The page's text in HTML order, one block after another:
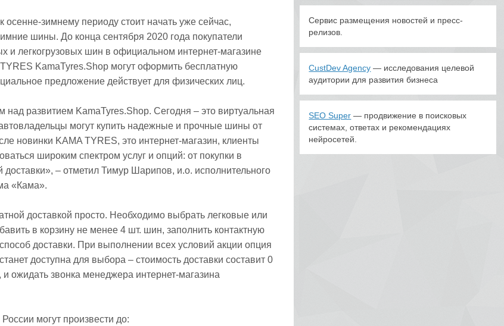
осенне-зимнему периоду стоит начать уже сейчас,
шины. До конца сентября 2020 года покупатели
и легкогрузовых шин в официальном интернет-магазине
KamaTyres.Shop могут оформить бесплатную
предложение действует для физических лиц.
развитием KamaTyres.Shop. Сегодня – это виртуальная
могут купить надежные и прочные шины от
новинки KAMA TYRES, это интернет-магазин, клиенты
широким спектром услуг и опций: от покупки в
доставки», – отметил Тимур Шарипов, и.о. исполнительного
«Кама».
доставкой просто. Необходимо выбрать легковые или
в корзину не менее 4 шт. шин, заполнить контактную
доставки. При выполнении всех условий акции опция
доступна для выбора – стоимость доставки составит 0
ожидать звонка менеджера интернет-магазина
могут произвести до:
Сервис размещения новостей и пресс-
релизов.
CustDev Agency — исследования целевой
аудитории для развития бизнеса
SEO Super — продвижение в поисковых
системах, ответах и рекомендациях
нейросетей.